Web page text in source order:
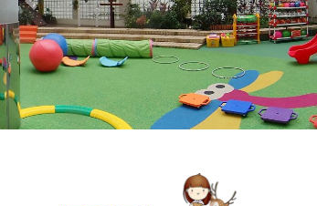
Previous